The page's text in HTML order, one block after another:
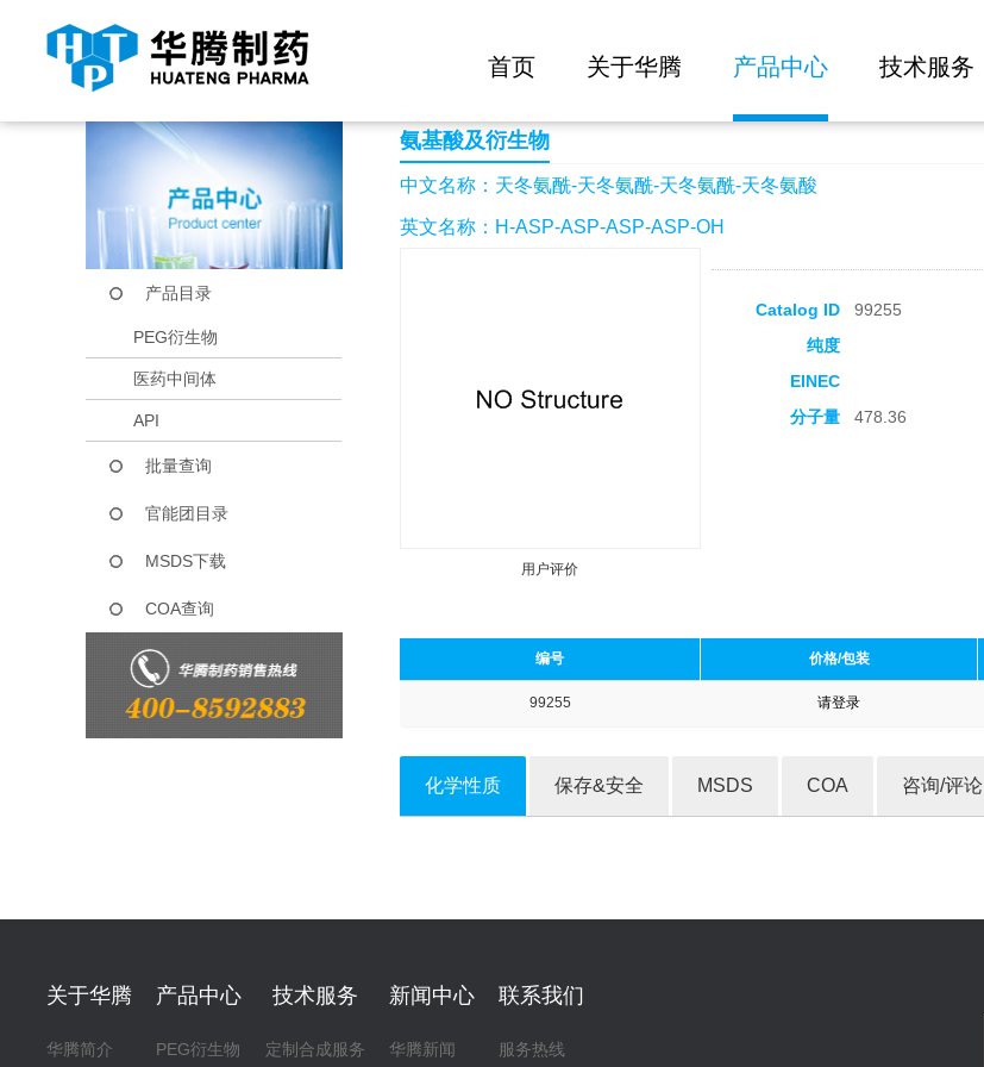
首页 关于华腾 产品中心 技术服务
当前位置： 首页 产品中心 天冬氨酰-天冬氨酰-天冬氨酰-天冬氨酸
产品目录
PEG衍生物
医药中间体
API
批量查询
官能团目录
MSDS下载
COA查询
氨基酸及衍生物
中文名称：天冬氨酰-天冬氨酰-天冬氨酰-天冬氨酸
英文名称：H-ASP-ASP-ASP-ASP-OH
用户评价
Catalog ID 99255
纯度
EINEC
分子量 478.36
编号 价格/包装
99255 请登录
化学性质 保存&安全 MSDS COA 咨询/评论
关于华腾
华腾简介
产品中心
PEG衍生物
技术服务
定制合成服务
新闻中心
华腾新闻
联系我们
服务热线